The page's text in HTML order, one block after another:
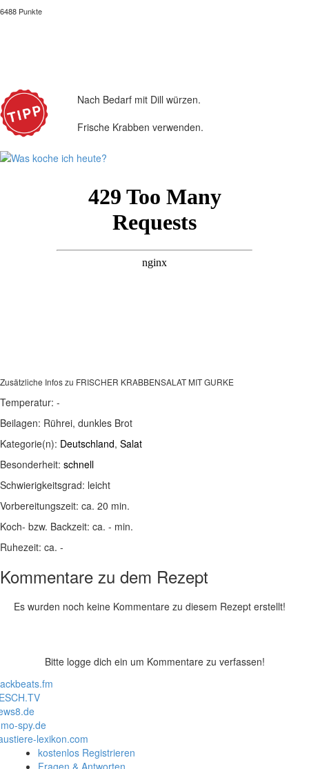
6488 Punkte
Nach Bedarf mit Dill würzen.
Frische Krabben verwenden.
Zusätzliche Infos zu FRISCHER KRABBENSALAT MIT GURKE
Temperatur: -
Beilagen: Rührei, dunkles Brot
Kategorie(n): Deutschland, Salat
Besonderheit: schnell
Schwierigkeitsgrad: leicht
Vorbereitungszeit: ca. 20 min.
Koch- bzw. Backzeit: ca. - min.
Ruhezeit: ca. -
Kommentare zu dem Rezept
Es wurden noch keine Kommentare zu diesem Rezept erstellt!
Bitte logge dich ein um Kommentare zu verfassen!
spy.de
lexikon.com
kostenlos Registrieren
Fragen & Antworten